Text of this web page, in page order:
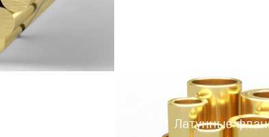
Латунные